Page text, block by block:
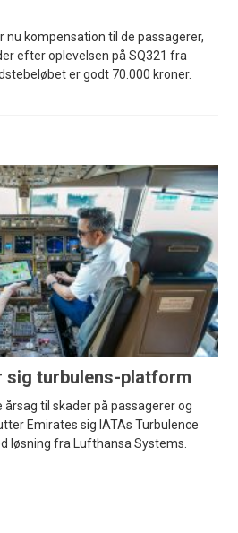
nu kompensation til de passagerer,
efter oplevelsen på SQ321 fra
er godt 70.000 kroner.
sig turbulens-platform
til skader på passagerer og
Emirates sig IATAs Turbulence
løsning fra Lufthansa Systems.